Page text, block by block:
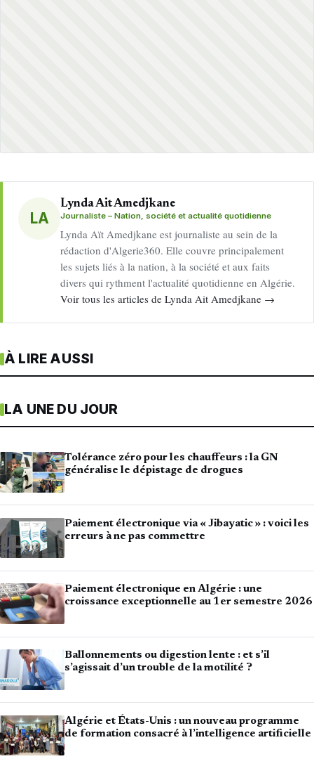
LA
Lynda Ait Amedjkane
Journaliste – Nation, société et actualité quotidienne
Lynda Aït Amedjkane est journaliste au sein de la
rédaction d'Algerie360. Elle couvre principalement
les sujets liés à la nation, à la société et aux faits
divers qui rythment l'actualité quotidienne en Algérie.
Voir tous les articles de Lynda Ait Amedjkane →
À LIRE AUSSI
LA UNE DU JOUR
Tolérance zéro pour les chauffeurs : la GN
généralise le dépistage de drogues
Paiement électronique via « Jibayatic » : voici les
erreurs à ne pas commettre
Paiement électronique en Algérie : une
croissance exceptionnelle au 1er semestre 2026
Ballonnements ou digestion lente : et s’il
s’agissait d’un trouble de la motilité ?
Algérie et États-Unis : un nouveau programme
de formation consacré à l’intelligence artificielle